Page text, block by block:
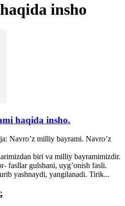
insho
haqida insho.
Navro’z milliy bayrami. Navro’z
biri va milliy bayramimizdir.
fasllar gulshani, uyg’onish fasli.
yashnaydi, yangilanadi. Tirik...